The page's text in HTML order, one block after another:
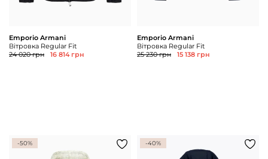
Emporio Armani
Вітровка Regular Fit
24 020 грн
16 814 грн
Emporio Armani
Вітровка Regular Fit
25 230 грн
15 138 грн
-50% -40%